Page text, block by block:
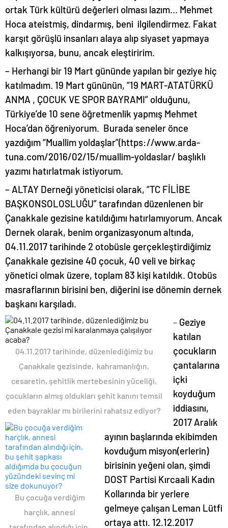
ortak Türk kültürü değerleri olması lazım… Mehmet
Hoca ateistmiş, dindarmış, beni ilgilendirmez. Fakat
karşıt görüşlü insanları alaya alıp siyaset yapmaya
kalkışıyorsa, bunu, ancak eleştiririm.
– Herhangi bir 19 Mart gününde yapılan bir geziye hiç
katılmadım. 19 Mart gününün, “19 MART-ATATÜRKÜ
ANMA , ÇOCUK VE SPOR BAYRAMI” olduğunu,
Türkiye’de 10 sene öğretmenlik yapmış Mehmet
Hoca’dan öğreniyorum. Burada seneler önce
yazdığım “Muallim yoldaşlar”(https://www.arda-
tuna.com/2016/02/15/muallim-yoldaslar/ başlıklı
yazımı hatırlatmak istiyorum.
– ALTAY Derneği yöneticisi olarak, “TC FİLİBE
BAŞKONSOLOSLUĞU” tarafından düzenlenen bir
Çanakkale gezisine katıldığımı hatırlamıyorum. Ancak
Dernek olarak, benim organizasyonum altında,
04.11.2017 tarihinde 2 otobüsle gerçekleştirdiğimiz
Çanakkale gezisine 40 çocuk, 40 veli ve birkaç
yönetici olmak üzere, toplam 83 kişi katıldık. Otobüs
masraflarının birisini ben, diğerini ise dönemin dernek
başkanı karşıladı.
04.11.2017 tarihinde, düzenlediğimiz bu
Çanakkale gezisinde, kahramanlığın,
cesaretin, şehitlik mertebesinin yüceliği,
çocukların almış oldukları şehit kanını temsil
eden bayraklar mı birilerini rahatsız ediyor?
Bu çocuğa verdiğim
harçlık, annesi
– Geziye
katılan
çocukların
çantalarına
içki
koyduğum
iddiasını,
2017 Aralık
ayının başlarında ekibimden
kovduğum misyon(erlerin)
birisinin yeğeni olan, şimdi
DOST Partisi Kırcaali Kadın
Kollarında bir yerlere
gelmeye çalışan Leman Lütfi
ortaya attı. 12.12.2017